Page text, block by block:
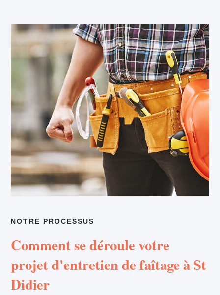
NOTRE PROCESSUS
Comment se déroule votre
projet d'entretien de faîtage à St
Didier